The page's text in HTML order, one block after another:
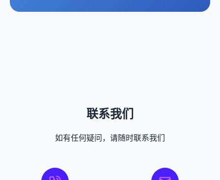
联系我们
如有任何疑问，请随时联系我们